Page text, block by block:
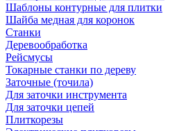
Шаблоны контурные для плитки
Шайба медная для коронок
Станки
Деревообработка
Рейсмусы
Токарные станки по дереву
Заточные (точила)
Для заточки инструмента
Для заточки цепей
Плиткорезы